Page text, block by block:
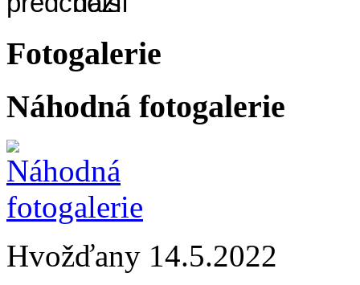
Fotogalerie
Náhodná fotogalerie
Hvožďany 14.5.2022